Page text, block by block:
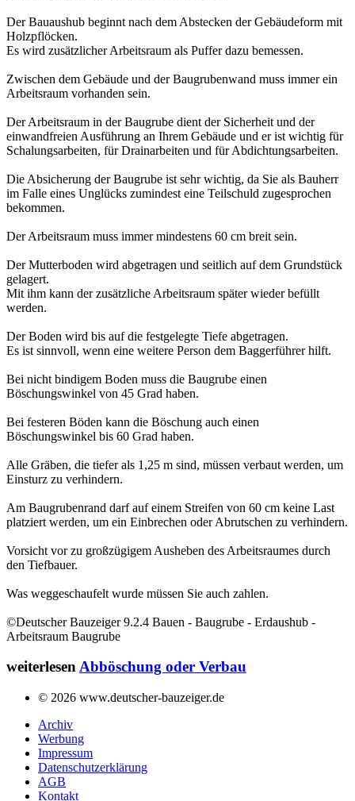
Der Bauaushub beginnt nach dem Abstecken der Gebäudeform mit
Holzpflöcken.
Es wird zusätzlicher Arbeitsraum als Puffer dazu bemessen.
Zwischen dem Gebäude und der Baugrubenwand muss immer ein
Arbeitsraum vorhanden sein.
Der Arbeitsraum in der Baugrube dient der Sicherheit und der
einwandfreien Ausführung an Ihrem Gebäude und er ist wichtig für
Schalungsarbeiten, für Drainarbeiten und für Abdichtungsarbeiten.
Die Absicherung der Baugrube ist sehr wichtig, da Sie als Bauherr
im Falle eines Unglücks zumindest eine Teilschuld zugesprochen
bekommen.
Der Arbeitsraum muss immer mindestens 60 cm breit sein.
Der Mutterboden wird abgetragen und seitlich auf dem Grundstück
gelagert.
Mit ihm kann der zusätzliche Arbeitsraum später wieder befüllt
werden.
Der Boden wird bis auf die festgelegte Tiefe abgetragen.
Es ist sinnvoll, wenn eine weitere Person dem Baggerführer hilft.
Bei nicht bindigem Boden muss die Baugrube einen
Böschungswinkel von 45 Grad haben.
Bei festeren Böden kann die Böschung auch einen
Böschungswinkel bis 60 Grad haben.
Alle Gräben, die tiefer als 1,25 m sind, müssen verbaut werden, um
Einsturz zu verhindern.
Am Baugrubenrand darf auf einem Streifen von 60 cm keine Last
platziert werden, um ein Einbrechen oder Abrutschen zu verhindern.
Vorsicht vor zu großzügigem Ausheben des Arbeitsraumes durch
den Tiefbauer.
Was weggeschaufelt wurde müssen Sie auch zahlen.
©Deutscher Bauzeiger 9.2.4 Bauen - Baugrube - Erdaushub -
Arbeitsraum Baugrube
weiterlesenAbböschung oder Verbau
© 2026 www.deutscher-bauzeiger.de
Archiv
Werbung
Impressum
Datenschutzerklärung
AGB
Kontakt